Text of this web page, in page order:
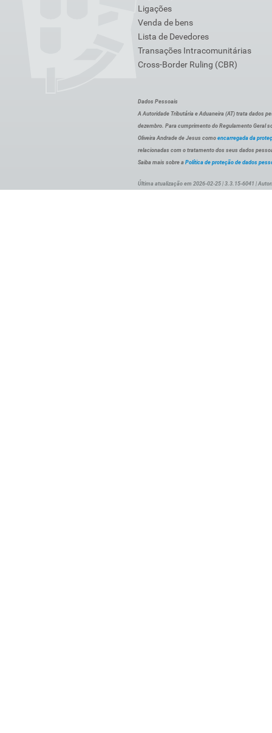
Ligações
Venda de bens
Lista de Devedores
Transações Intracomunitárias
Cross-Border Ruling (CBR)
Dados Pessoais
A Autoridade Tributária e Aduaneira (AT) trata dados
dezembro. Para cumprimento do Regulamento Geral
Oliveira Andrade de Jesus como encarregada da
relacionadas com o tratamento dos seus dados
Saiba mais sobre a Política de proteção de dados
Última atualização em 2026-02-25 | 3.3.15-6041 |